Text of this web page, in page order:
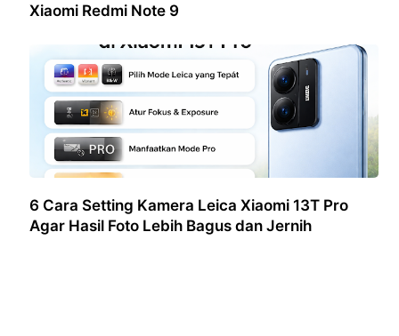
Xiaomi Redmi Note 9
6 Cara Setting Kamera Leica Xiaomi 13T Pro
Agar Hasil Foto Lebih Bagus dan Jernih